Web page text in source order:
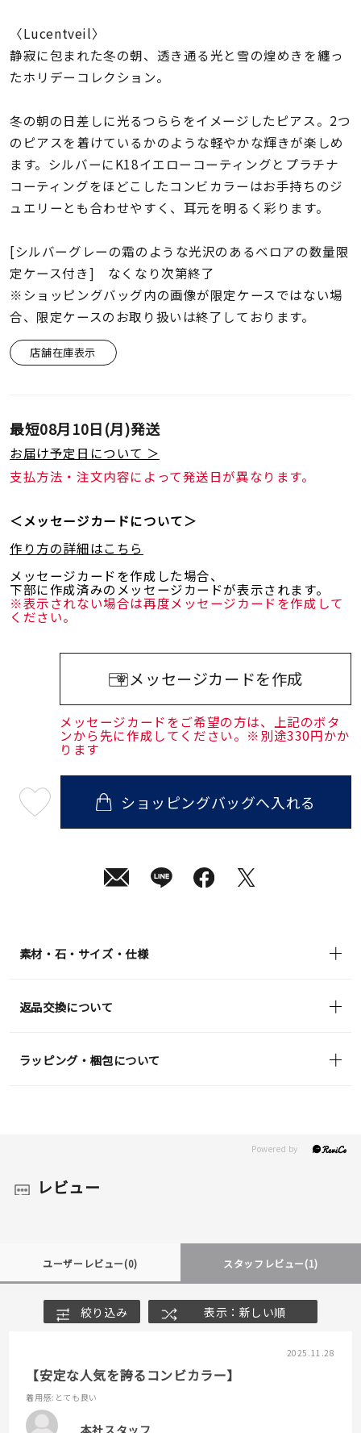
コレクション
リングサイズ
メンズ
リングサイズ
～
価格 ¥0
在庫 在庫ありのみ すべて表示
〈Lucentveil〉
静寂に包まれた冬の朝、透き通る光と雪の煌めきを纏っ
たホリデーコレクション。
冬の朝の日差しに光るつららをイメージしたピアス。2つ
のピアスを着けているかのような軽やかな輝きが楽しめ
ます。シルバーにK18イエローコーティングとプラチナ
コーティングをほどこしたコンビカラーはお手持ちのジ
ュエリーとも合わせやすく、耳元を明るく彩ります。
[シルバーグレーの霜のような光沢のあるベロアの数量限
定ケース付き] なくなり次第終了
※ショッピングバッグ内の画像が限定ケースではない場
合、限定ケースのお取り扱いは終了しております。
店舗在庫表示
最短08月10日(月)発送
お届け予定日について ＞
支払方法・注文内容によって発送日が異なります。
＜メッセージカードについて＞
作り方の詳細はこちら
メッセージカードを作成した場合、
下部に作成済みのメッセージカードが表示されます。
※表示されない場合は再度メッセージカードを作成して
ください。
メッセージカードを作成
メッセージカードをご希望の方は、上記のボタ
ンから先に作成してください。※別途330円かか
ります
08
ショッピングバッグへ入れる
素材・石・サイズ・仕様
返品交換について
ラッピング・梱包について
レビュー
ユーザーレビュー(0) スタッフレビュー(1)
絞り込み 表示：新しい順
2025.11.28
【安定な人気を誇るコンビカラー】
着用感:とても良い
本社スタッフ